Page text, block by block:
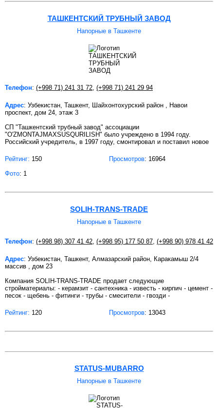
ТАШКЕНТСКИЙ ТРУБНЫЙ ЗАВОД
Напорные в Ташкенте
Телефон: (+998 71) 241 31 72 (+998 71) 241 29 94
Адрес: Узбекистан, Ташкент, Шайхонтохурский район , Навои
проспект, дом 24, этаж 3
СП "Ташкентский трубный завод" ассоциации
"O'ZMONTAJMAXSUSQURILISH" было учреждено в 1994 году.
Российский учредитель, в 1997 году, смонтировал и поставил новое
Рейтинг: 150 Просмотров: 16964
Фото: 1
SOLIH-TRANS-TRADE
Напорные в Ташкенте
Телефон: (+998 98) 307 41 42 (+998 95) 177 50 87 (+998 90) 978 41 42
Адрес: Узбекистан, Ташкент, Алмазарский район, Каракамыш 2/4
массив , дом 23
Компания SOLIH-TRANS-TRADE продает следующие
стройматериалы: - керамзит - сантехника - известь - кирпич - цемент -
песок - щебень - фитинги - трубы - смесители - гвозди -
Рейтинг: 120 Просмотров: 13043
STATUS-MUBARRO
Напорные в Ташкенте